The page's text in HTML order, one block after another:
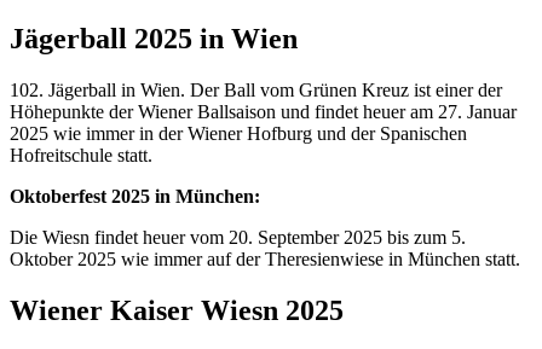
Jägerball 2025 in Wien
102. Jägerball in Wien. Der Ball vom Grünen Kreuz ist einer der
Höhepunkte der Wiener Ballsaison und findet heuer am 27. Januar
2025 wie immer in der Wiener Hofburg und der Spanischen
Hofreitschule statt.
Oktoberfest 2025 in München:
Die Wiesn findet heuer vom 20. September 2025 bis zum 5.
Oktober 2025 wie immer auf der Theresienwiese in München statt.
Wiener Kaiser Wiesn 2025